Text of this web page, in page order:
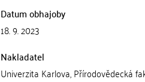
Datum obhajoby
18. 9. 2023
Nakladatel
Univerzita Karlova, Přírodovědecká